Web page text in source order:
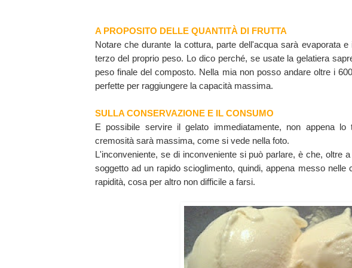
A PROPOSITO DELLE QUANTITÀ DI FRUTTA
Notare che durante la cottura, parte dell'acqua sarà evaporata
terzo del proprio peso. Lo dico perché, se usate la gelatiera
peso finale del composto. Nella mia non posso andare oltre i
perfette per raggiungere la capacità massima.
SULLA CONSERVAZIONE E IL CONSUMO
E possibile servire il gelato immediatamente, non appena lo
cremosità sarà massima, come si vede nella foto.
L'inconveniente, se di inconveniente si può parlare, è che, oltre
soggetto ad un rapido scioglimento, quindi, appena messo
rapidità, cosa per altro non difficile a farsi.